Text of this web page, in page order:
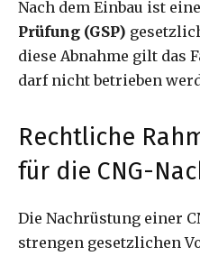
Nach dem Einbau ist eine
Prüfung (GSP)
diese Abnahme gilt das
darf nicht betrieben
Rechtliche
für die CNG-
Die Nachrüstung einer
strengen gesetzlichen